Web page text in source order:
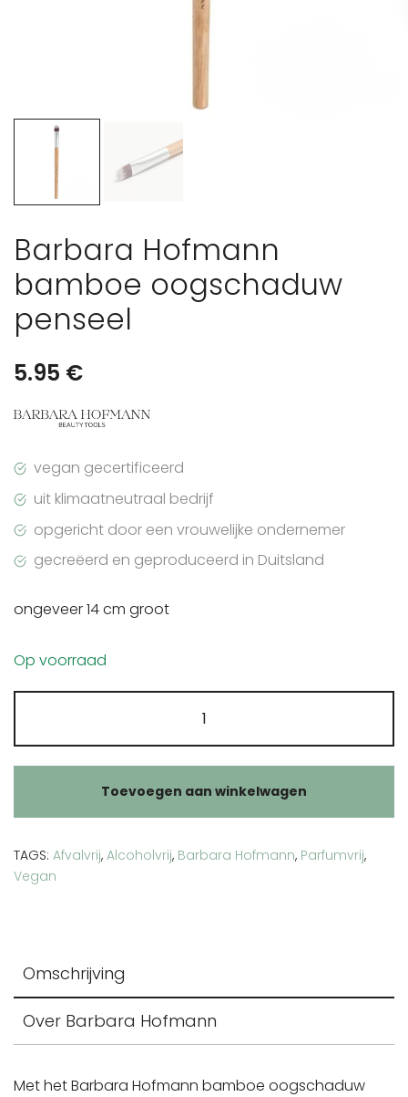
Barbara Hofmann
bamboe oogschaduw
penseel
5.95 €
vegan gecertificeerd
uit klimaatneutraal bedrijf
opgericht door een vrouwelijke ondernemer
gecreëerd en geproduceerd in Duitsland
ongeveer 14 cm groot
Op voorraad
Hofmann
bamboe
penseel
aantal
Toevoegen aan winkelwagen
TAGS: Afvalvrij, Alcoholvrij, Barbara Hofmann, Parfumvrij,
Vegan
Omschrijving
Over Barbara Hofmann
Met het Barbara Hofmann bamboe oogschaduw